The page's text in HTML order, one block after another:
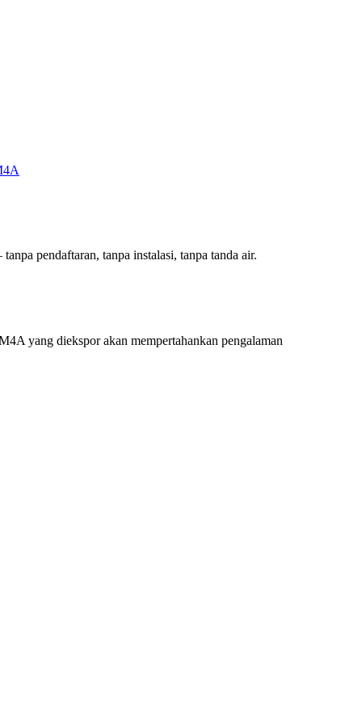
pendaftaran, tanpa instalasi, tanpa tanda air.
yang diekspor akan mempertahankan pengalaman